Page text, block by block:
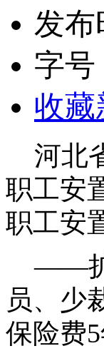
发布
字号
收藏
河北
职工安
职工安
——扩
员、少
保险费